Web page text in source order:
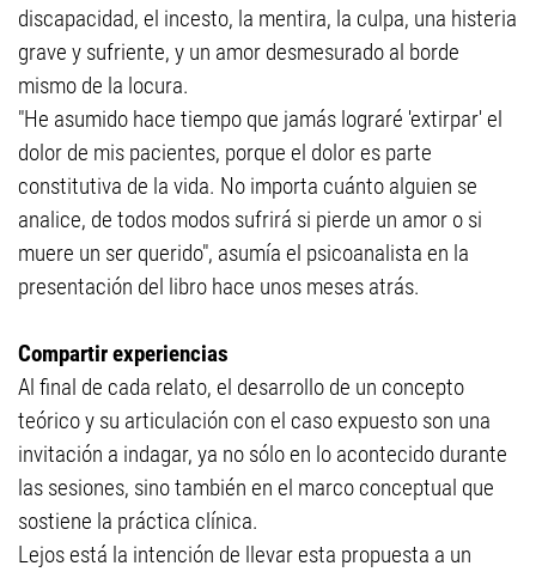
discapacidad, el incesto, la mentira, la culpa, una histeria
grave y sufriente, y un amor desmesurado al borde
mismo de la locura.
"He asumido hace tiempo que jamás lograré 'extirpar' el
dolor de mis pacientes, porque el dolor es parte
constitutiva de la vida. No importa cuánto alguien se
analice, de todos modos sufrirá si pierde un amor o si
muere un ser querido", asumía el psicoanalista en la
presentación del libro hace unos meses atrás.
Compartir experiencias
Al final de cada relato, el desarrollo de un concepto
teórico y su articulación con el caso expuesto son una
invitación a indagar, ya no sólo en lo acontecido durante
las sesiones, sino también en el marco conceptual que
sostiene la práctica clínica.
Lejos está la intención de llevar esta propuesta a un